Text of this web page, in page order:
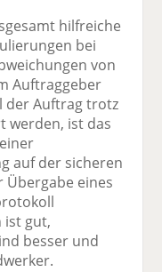
hilfreiche
bei
von
Auftraggeber
der Auftrag trotz
werden, ist das
auf der sicheren
Übergabe eines
ist gut,
besser und